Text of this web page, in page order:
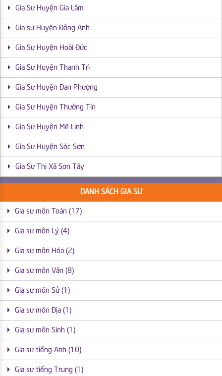
Gia Sư Huyện Gia Lâm
Gia sư Huyện Đông Anh
Gia Sư Huyện Hoài Đức
Gia Sư Huyện Thanh Trì
Gia Sư Huyện Đan Phượng
Gia Sư Huyện Thường Tín
Gia Sư Huyện Mê Linh
Gia Sư Huyện Sóc Sơn
Gia Sư Thị Xã Sơn Tây
DANH SÁCH GIA SƯ
Gia sư môn Toán (17)
Gia sư môn Lý (4)
Gia sư môn Hóa (2)
Gia sư môn Văn (8)
Gia sư môn Sử (1)
Gia sư môn Địa (1)
Gia sư môn Sinh (1)
Gia sư tiếng Anh (10)
Gia sư tiếng Trung (1)